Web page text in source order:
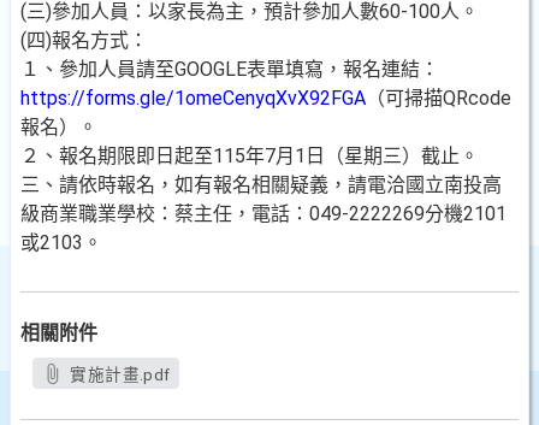
(三)參加人員：以家長為主，預計參加人數60-100人。
(四)報名方式：
１、參加人員請至GOOGLE表單填寫，報名連結：
https://forms.gle/1omeCenyqXvX92FGA （可掃描QRcode
報名）。
２、報名期限即日起至115年7月1日（星期三）截止。
三、請依時報名，如有報名相關疑義，請電洽國立南投高
級商業職業學校：蔡主任，電話：049-2222269分機2101
或2103。
相關附件
實施計畫.pdf